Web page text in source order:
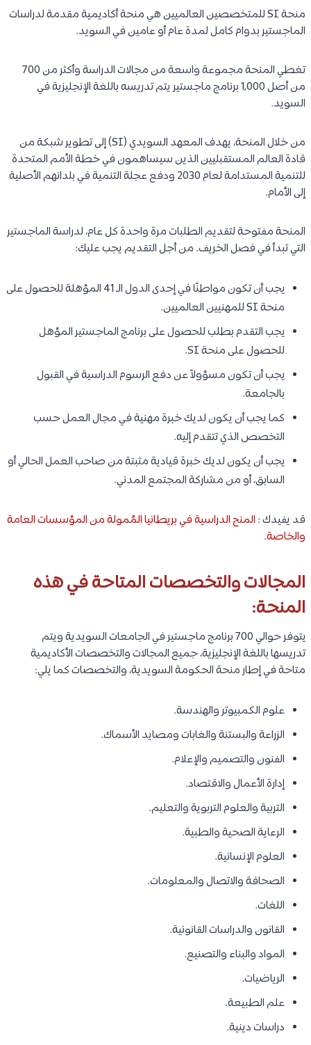
منحة SI للمتخصصين العالميين هي منحة أكاديمية مقدمة لدراسات
الماجستير بدوام كامل لمدة عام أو عامين في السويد.
تغطي المنحة مجموعة واسعة من مجالات الدراسة وأكثر من 700
من أصل 1,000 برنامج ماجستير يتم تدريسه باللغة الإنجليزية في
السويد.
من خلال المنحة، يهدف المعهد السويدي (SI) إلى تطوير شبكة من
قادة العالم المستقبليين الذين سيساهمون في خطة الأمم المتحدة
للتنمية المستدامة لعام 2030 ودفع عجلة التنمية في بلدانهم الأصلية
إلى الأمام.
المنحة مفتوحة لتقديم الطلبات مرة واحدة كل عام، لدراسة الماجستير
التي تبدأ في فصل الخريف. من أجل التقديم يجب عليك:
يجب أن تكون مواطنًا في إحدى الدول الـ 41 المؤهلة للحصول على
منحة SI للمهنيين العالميين.
يجب التقدم بطلب للحصول على برنامج الماجستير المؤهل
للحصول على منحة SI.
يجب أن تكون مسؤولاً عن دفع الرسوم الدراسية في القبول
بالجامعة.
كما يجب أن يكون لديك خبرة مهنية في مجال العمل حسب
التخصص الذي تتقدم إليه.
يجب أن يكون لديك خبرة قيادية مثبتة من صاحب العمل الحالي أو
السابق، أو من مشاركة المجتمع المدني.
قد يفيدك : المنح الدراسية في بريطانيا المُمولة من المؤسسات العامة
والخاصة.
المجالات والتخصصات المتاحة في هذه
المنحة:
يتوفر حوالي 700 برنامج ماجستير في الجامعات السويدية ويتم
تدريسها باللغة الإنجليزية، جميع المجالات والتخصصات الأكاديمية
متاحة في إطار منحة الحكومة السويدية، والتخصصات كما يلي:
علوم الكمبيوتر والهندسة.
الزراعة والبستنة والغابات ومصايد الأسماك.
الفنون والتصميم والإعلام.
إدارة الأعمال والاقتصاد.
التربية والعلوم التربوية والتعليم.
الرعاية الصحية والطبية.
العلوم الإنسانية.
الصحافة والاتصال والمعلومات.
اللغات.
القانون والدراسات القانونية.
المواد والبناء والتصنيع.
الرياضيات.
علم الطبيعة.
دراسات دينية.